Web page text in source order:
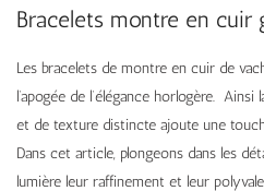
Bracelets montre en cuir
Les bracelets de montre en cuir de
l’apogée de l’élégance horlogère.
et de texture distincte ajoute une
Dans cet article, plongeons dans les
lumière leur raffinement et leur